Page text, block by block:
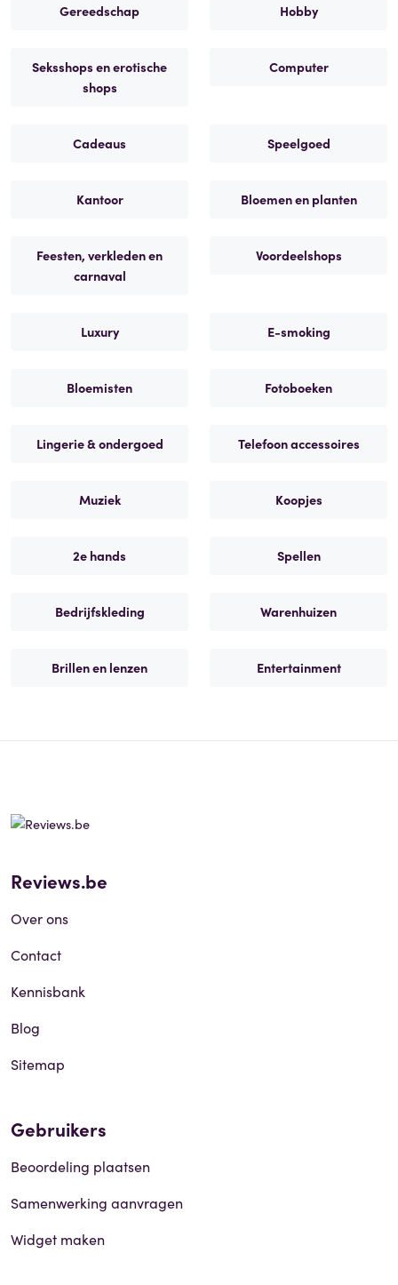
Gereedschap Hobby
Seksshops en erotische
shops
Computer
Cadeaus Speelgoed
Kantoor Bloemen en planten
Feesten, verkleden en
carnaval
Voordeelshops
Luxury E-smoking
Bloemisten Fotoboeken
Lingerie & ondergoed Telefoon accessoires
Muziek Koopjes
2e hands Spellen
Bedrijfskleding Warenhuizen
Brillen en lenzen Entertainment
Reviews.be
Over ons
Contact
Kennisbank
Blog
Sitemap
Gebruikers
Beoordeling plaatsen
Samenwerking aanvragen
Widget maken